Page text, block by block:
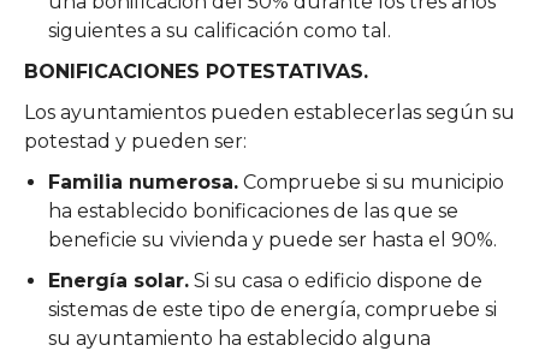
siguientes a su calificación como tal.
BONIFICACIONES POTESTATIVAS.
Los ayuntamientos pueden establecerlas según su
potestad y pueden ser:
Familia numerosa. Compruebe si su municipio
ha establecido bonificaciones de las que se
beneficie su vivienda y puede ser hasta el 90%.
Energía solar. Si su casa o edificio dispone de
sistemas de este tipo de energía, compruebe si
su ayuntamiento ha establecido alguna